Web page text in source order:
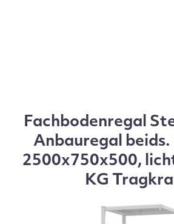
Fachbodenregal
Anbauregal
2500x750x500,
KG